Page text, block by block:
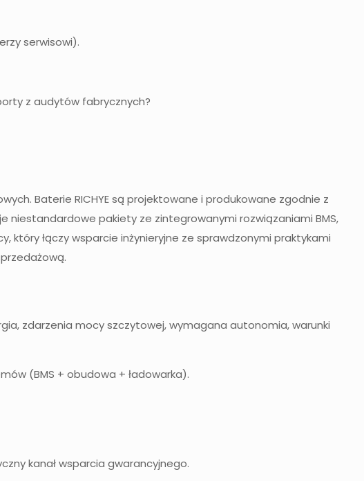
serwisowi).
z audytów fabrycznych?
Baterie RICHYE są projektowane i produkowane zgodnie z
pakiety ze zintegrowanymi rozwiązaniami BMS,
który łączy wsparcie inżynieryjne ze sprawdzonymi praktykami
zdarzenia mocy szczytowej, wymagana autonomia, warunki
(BMS + obudowa + ładowarka).
kanał wsparcia gwarancyjnego.